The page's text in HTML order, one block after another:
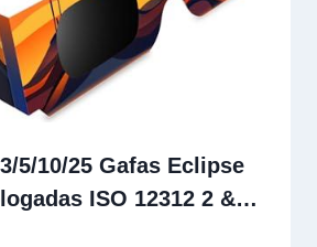
5/10/25 Gafas Eclipse
ISO 12312 2 &…